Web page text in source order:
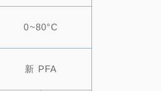
0~80°C
新 PFA